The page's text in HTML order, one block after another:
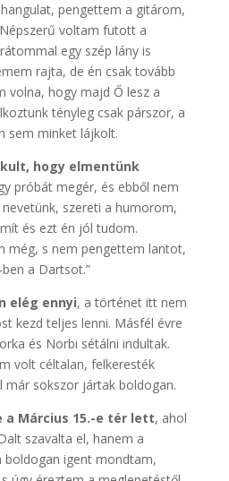
pengettem a gitárom,
voltam futott a
egy szép lány is
rajta, de én csak tovább
volna, hogy majd Ő lesz a
tényleg csak párszor, a
sem minket lájkolt.
hogy elmentünk
próbát megér, és ebből nem
szereti a humorom,
és ezt én jól tudom.
még, s nem pengettem lantot,
a Dartsot.”
elég ennyi, a történet itt nem
kezd teljes lenni. Másfél évre
és Norbi sétálni indultak.
volt céltalan, felkeresték
már sokszor jártak boldogan.
a Március 15.-e tér lett, ahol
szavalta el, hanem a
boldogan igent mondtam,